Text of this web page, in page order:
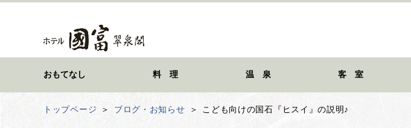
おもてなし 料 理 温 泉 客 室
トップページ ブログ・お知らせ こども向けの国石『ヒスイ』の説明♪